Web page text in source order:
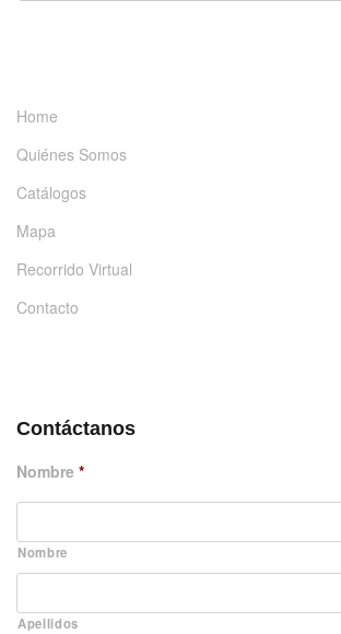
Home
Quiénes Somos
Catálogos
Mapa
Recorrido Virtual
Contacto
Contáctanos
Nombre *
Nombre
Apellidos